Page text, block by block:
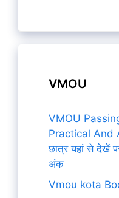
VMOU
VMOU
Practical And
छात्र यहां से देखें
अंक
Vmou kota